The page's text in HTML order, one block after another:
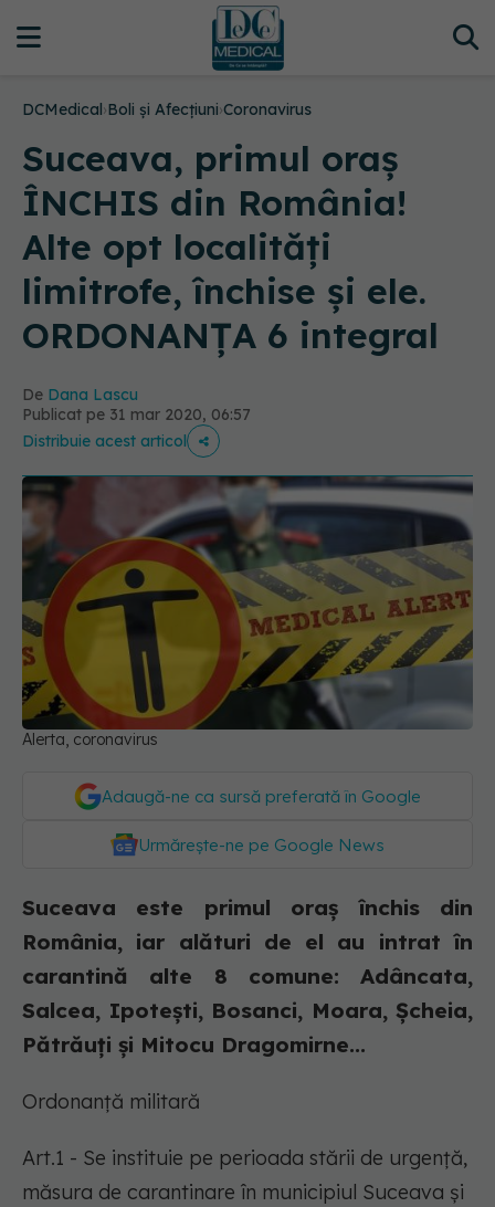
DCMedical›Boli și Afecțiuni›Coronavirus
Suceava, primul oraș
ÎNCHIS din România!
Alte opt localități
limitrofe, închise și ele.
ORDONANȚA 6 integral
De Dana Lascu
Publicat pe 31 mar 2020, 06:57
Distribuie acest articol
Alerta, coronavirus
Adaugă-ne ca sursă preferată în Google
Urmărește-ne pe Google News
Suceava este primul oraș închis din
România, iar alături de el au intrat în
carantină alte 8 comune: Adâncata,
Salcea, Ipotești, Bosanci, Moara, Șcheia,
Pătrăuți și Mitocu Dragomirne...
Ordonanță militară
Art.1 - Se instituie pe perioada stării de urgență,
măsura de carantinare în municipiul Suceava și